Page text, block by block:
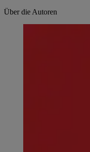
Über die Autoren